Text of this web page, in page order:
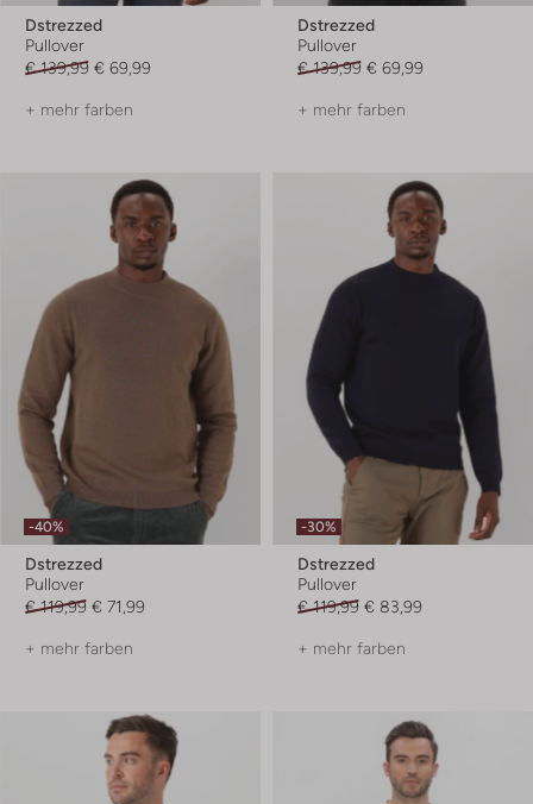
Dstrezzed
Pullover
€ 139,99 € 69,99
+ mehr farben
Dstrezzed
Pullover
€ 139,99 € 69,99
+ mehr farben
-40%
Dstrezzed
Pullover
€ 119,99 € 71,99
+ mehr farben
-30%
Dstrezzed
Pullover
€ 119,99 € 83,99
+ mehr farben